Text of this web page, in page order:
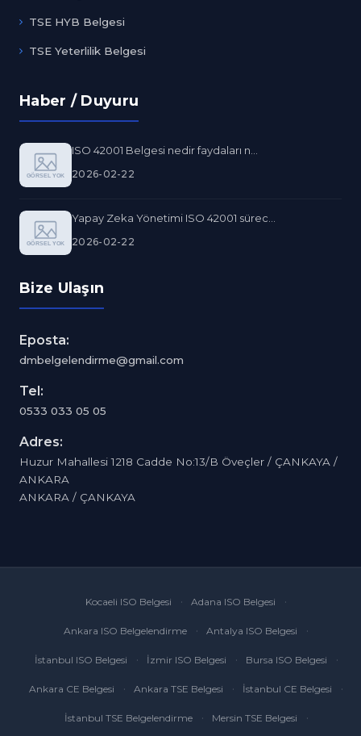
TSE HYB Belgesi
TSE Yeterlilik Belgesi
Haber / Duyuru
ISO 42001 Belgesi nedir faydaları n...
2026-02-22
Yapay Zeka Yönetimi ISO 42001 sürec...
2026-02-22
Bize Ulaşın
Eposta:
dmbelgelendirme@gmail.com
Tel:
0533 033 05 05
Adres:
Huzur Mahallesi 1218 Cadde No:13/B Öveçler / ÇANKAYA /
ANKARA
ANKARA / ÇANKAYA
Kocaeli ISO Belgesi Adana ISO Belgesi
Ankara ISO Belgelendirme Antalya ISO Belgesi
İstanbul ISO Belgesi İzmir ISO Belgesi Bursa ISO Belgesi
Ankara CE Belgesi Ankara TSE Belgesi İstanbul CE Belgesi
İstanbul TSE Belgelendirme Mersin TSE Belgesi